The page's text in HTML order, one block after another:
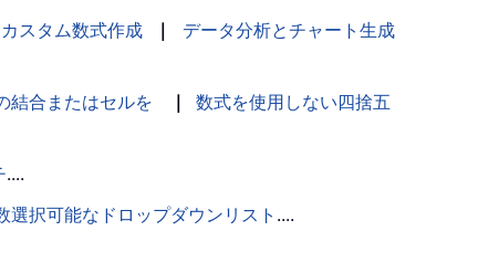
カスタム数式作成 ｜
データ分析とチャート生成
結合またはセルを ｜
数式を使用しない四捨五
....
選択可能なドロップダウンリスト ....